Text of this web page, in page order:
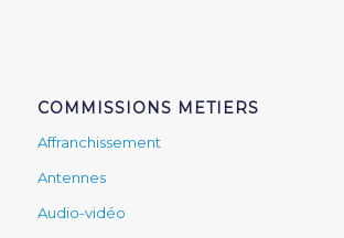
COMMISSIONS METIERS
Affranchissement
Antennes
Audio-vidéo